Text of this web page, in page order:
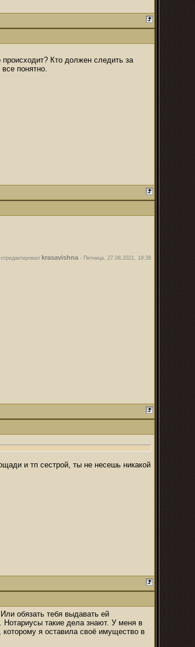
Кто должен следить за
понятно.
krasavishna - Пятница, 27.08.2021, 19:38
и тп сестрой, ты не несешь никакой
обязать тебя выдавать ей
такие дела знают. У меня в
я оставила своё имущество в